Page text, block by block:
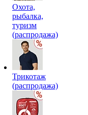
Охота,
рыбалка,
туризм
(распродажа)
Трикотаж
(распродажа)